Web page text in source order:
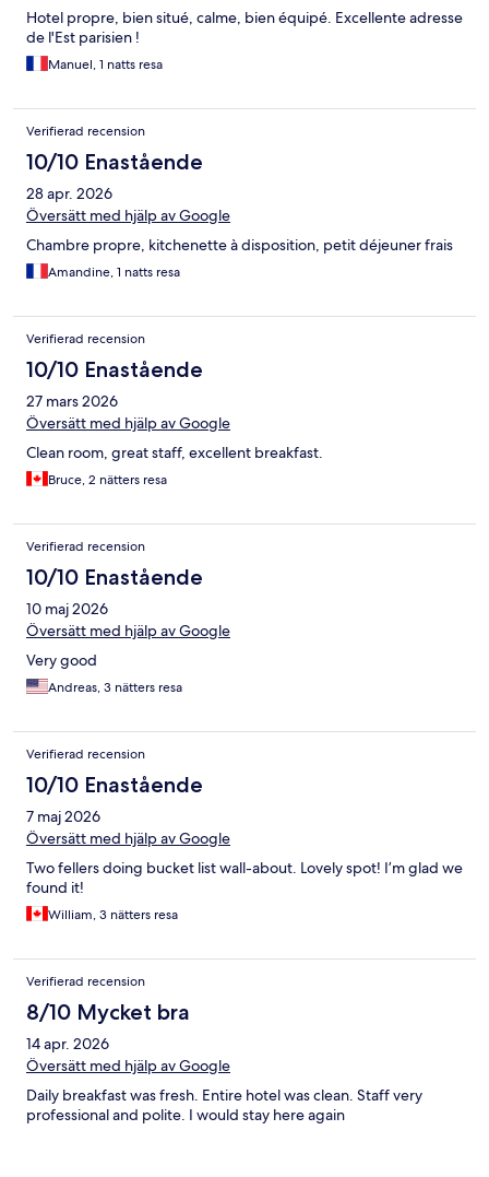
Hotel propre, bien situé, calme, bien équipé. Excellente adresse
de l'Est parisien !
Manuel, 1 natts resa
Verifierad recension
10/10 Enastående
28 apr. 2026
Översätt med hjälp av Google
Chambre propre, kitchenette à disposition, petit déjeuner frais
Amandine, 1 natts resa
Verifierad recension
10/10 Enastående
27 mars 2026
Översätt med hjälp av Google
Clean room, great staff, excellent breakfast.
Bruce, 2 nätters resa
Verifierad recension
10/10 Enastående
10 maj 2026
Översätt med hjälp av Google
Very good
Andreas, 3 nätters resa
Verifierad recension
10/10 Enastående
7 maj 2026
Översätt med hjälp av Google
Two fellers doing bucket list wall-about. Lovely spot! I’m glad we
found it!
William, 3 nätters resa
Verifierad recension
8/10 Mycket bra
14 apr. 2026
Översätt med hjälp av Google
Daily breakfast was fresh. Entire hotel was clean. Staff very
professional and polite. I would stay here again